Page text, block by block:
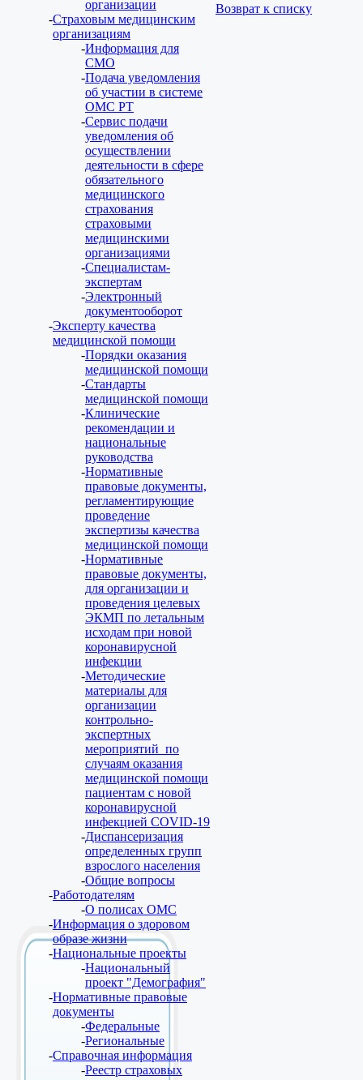
организации
Страховым медицинским
организациям
Информация для
СМО
Подача уведомления
об участии в системе
ОМС РТ
Сервис подачи
уведомления об
осуществлении
деятельности в сфере
обязательного
медицинского
страхования
страховыми
медицинскими
организациями
Специалистам-
экспертам
Электронный
документооборот
Эксперту качества
медицинской помощи
Порядки оказания
медицинской помощи
Стандарты
медицинской помощи
Клинические
рекомендации и
национальные
руководства
Нормативные
правовые документы,
регламентирующие
проведение
экспертизы качества
медицинской помощи
Нормативные
правовые документы,
для организации и
проведения целевых
ЭКМП по летальным
исходам при новой
коронавирусной
инфекции
Методические
материалы для
организации
контрольно-
экспертных
мероприятий по
случаям оказания
медицинской помощи
пациентам с новой
коронавирусной
инфекцией COVID-19
Диспансеризация
определенных групп
взрослого населения
Общие вопросы
Работодателям
О полисах ОМС
Информация о здоровом
образе жизни
Национальные проекты
Национальный
проект "Демография"
Нормативные правовые
документы
Федеральные
Региональные
Справочная информация
Реестр страховых
Возврат к списку